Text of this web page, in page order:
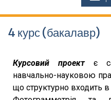
4 курс (бакалавр)
Курсовий проект є
навчально-науковою
що структурно входить